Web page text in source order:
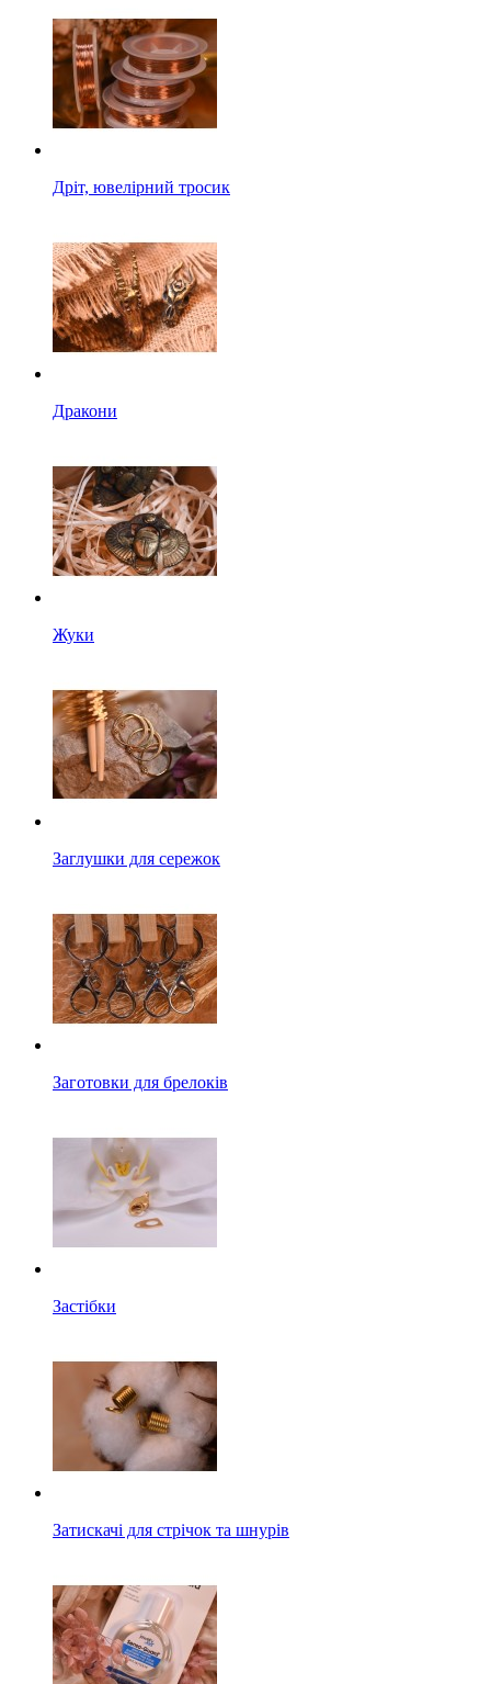
Дріт, ювелірний тросик
Дракони
Жуки
Заглушки для сережок
Заготовки для брелоків
Застібки
Затискачі для стрічок та шнурів